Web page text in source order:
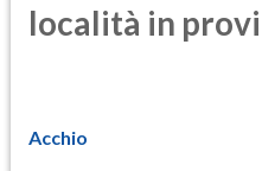
località in
Acchio